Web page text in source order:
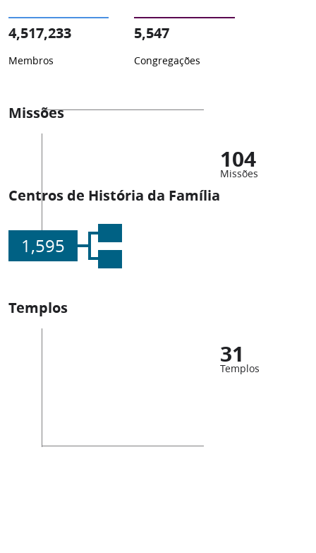
4,517,233
Membros
5,547
Congregações
Missões
104
Missões
Centros de História da Família
1,595
Templos
31
Templos